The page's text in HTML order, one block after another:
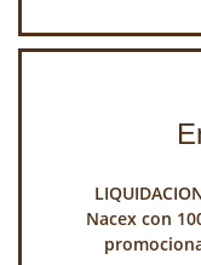
Nacex con